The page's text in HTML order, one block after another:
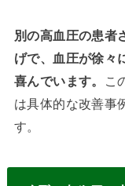
別の高血圧の患者
げで、血圧が徐々
喜んでいます。
こ
は具体的な改善事
す。